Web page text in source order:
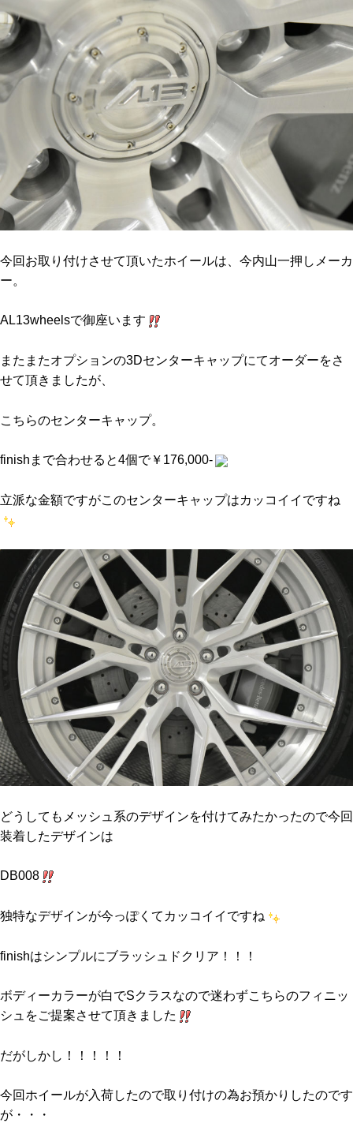
今回お取り付けさせて頂いたホイールは、今内山一押しメーカ
ー。
AL13wheelsで御座います
またまたオプションの3Dセンターキャップにてオーダーをさ
せて頂きましたが、
こちらのセンターキャップ。
finishまで合わせると4個で￥176,000-
立派な金額ですがこのセンターキャップはカッコイイですね
どうしてもメッシュ系のデザインを付けてみたかったので今回
装着したデザインは
DB008
独特なデザインが今っぽくてカッコイイですね
finishはシンプルにブラッシュドクリア！！！
ボディーカラーが白でSクラスなので迷わずこちらのフィニッ
シュをご提案させて頂きました
だがしかし！！！！！
今回ホイールが入荷したので取り付けの為お預かりしたのです
が・・・